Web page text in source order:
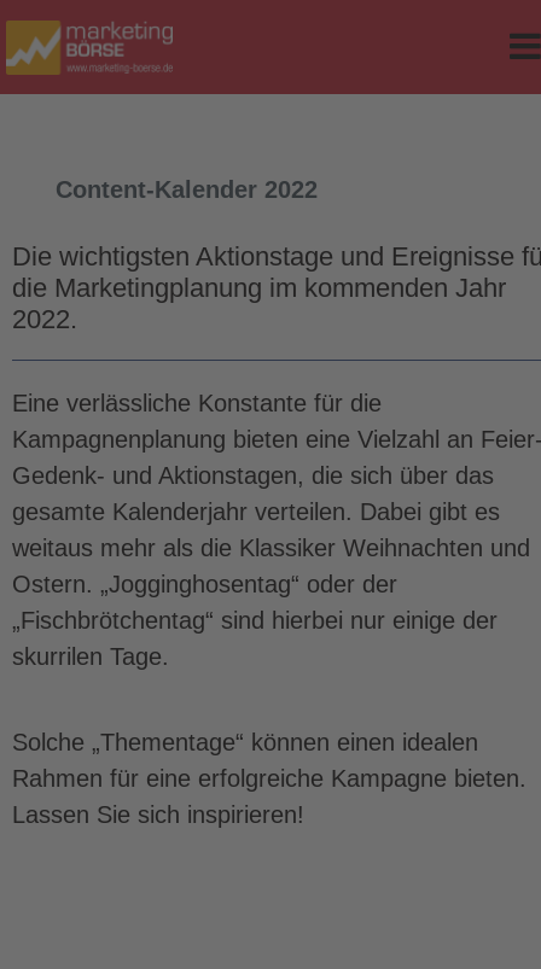
Classes
Version
Content-Kalender 2022
Die wichtigsten Aktionstage und Ereignisse
die Marketingplanung im kommenden Jahr
2022.
Eine verlässliche Konstante für die
Kampagnenplanung bieten eine Vielzahl an
Gedenk- und Aktionstagen, die sich über das
gesamte Kalenderjahr verteilen. Dabei gibt es
weitaus mehr als die Klassiker Weihnachten und
Ostern. „Jogginghosentag“ oder der
„Fischbrötchentag“ sind hierbei nur einige der
skurrilen Tage.
Solche „Thementage“ können einen idealen
Rahmen für eine erfolgreiche Kampagne bieten.
Lassen Sie sich inspirieren!